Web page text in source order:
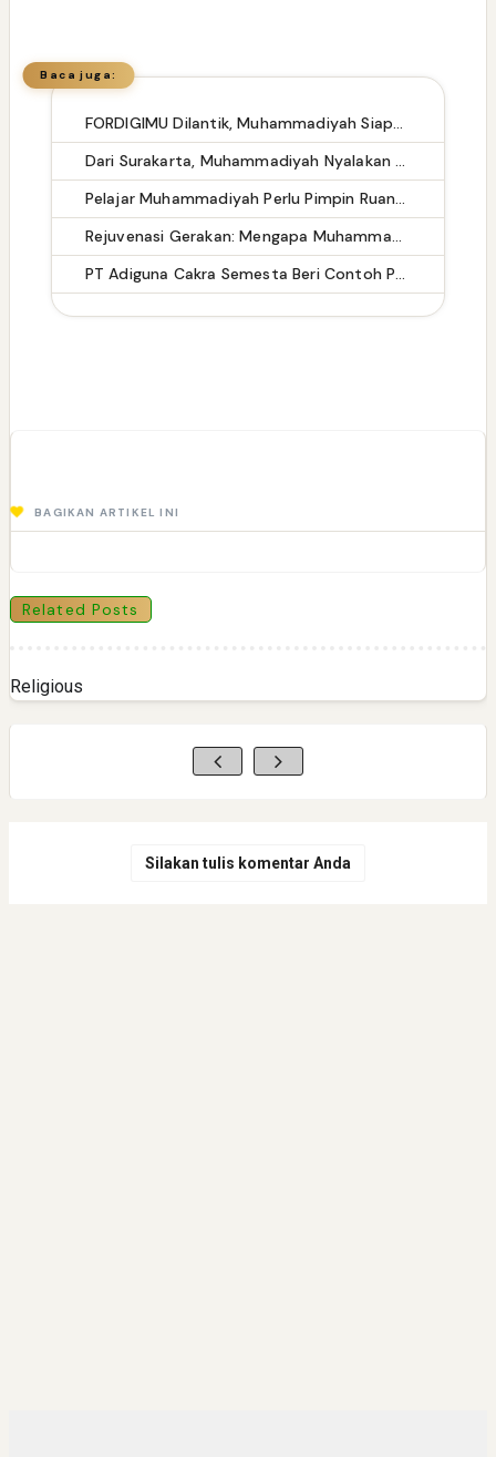
Baca juga:
FORDIGIMU Dilantik, Muhammadiyah Siapkan Pasukan Pencerah di Ruang Digital
Dari Surakarta, Muhammadiyah Nyalakan Gerakan Dakwah Digital yang Mencerahkan
Pelajar Muhammadiyah Perlu Pimpin Ruang Digital dengan Adab
Rejuvenasi Gerakan: Mengapa Muhammadiyah Menjadi Magnet Baru bagi Generasi Z Indonesia?
PT Adiguna Cakra Semesta Beri Contoh Positif Lewat Program Kajian Fiqih Rutin di Lingkungan Kerja
BAGIKAN ARTIKEL INI
Related Posts
Religious
Silakan tulis komentar Anda